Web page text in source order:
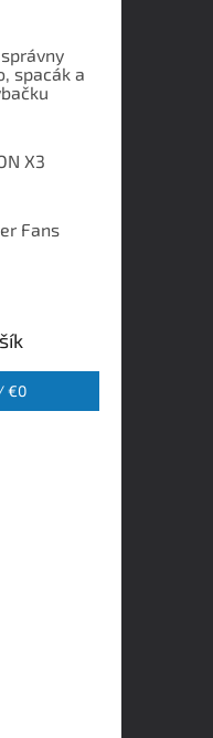
spacák a
X3
Fans
/€0